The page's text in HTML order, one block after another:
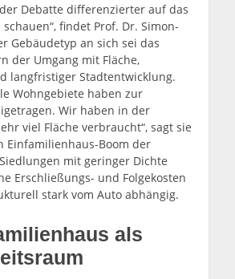
Debatte differenzierter auf das
findet Prof. Dr. Simon-
Gebäudetyp an sich sei das
der Umgang mit Fläche,
langfristiger Stadtentwicklung.
Wohngebiete haben zur
Wir haben in der
viel Fläche verbraucht“, sagt sie
Einfamilienhaus-Boom der
mit geringer Dichte
Erschließungs- und Folgekosten
stark vom Auto abhängig.
als